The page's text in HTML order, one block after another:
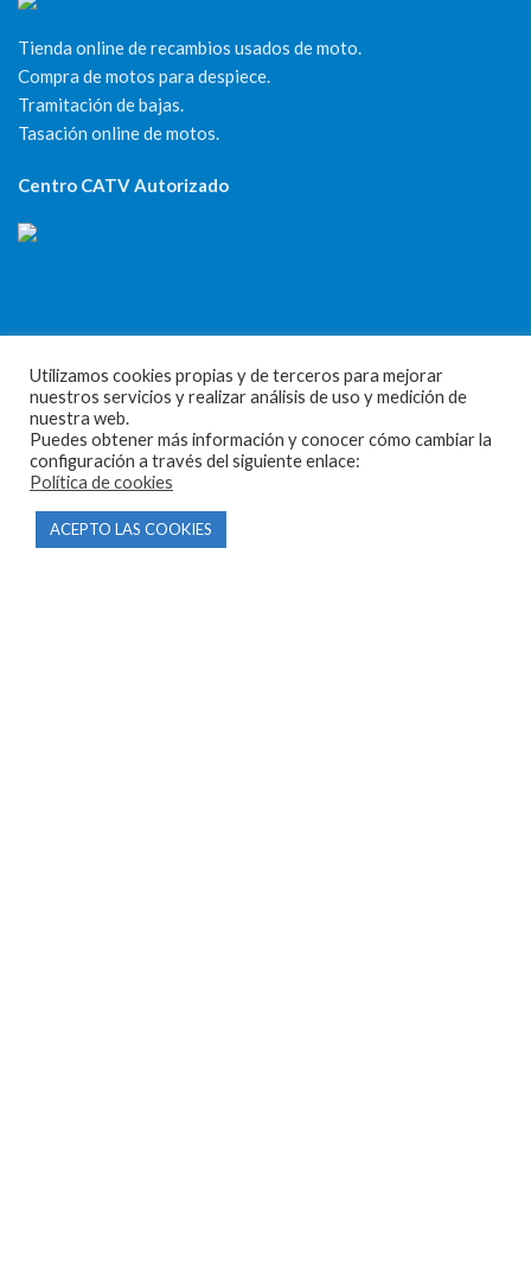
Tienda online de recambios usados de moto.
Compra de motos para despiece.
Tramitación de bajas.
Tasación online de motos.
Centro CATV Autorizado
CONTACTO
Parque Empresarial Las Condas , Nave 1
05440 Piedralaves-Ávila
603 57 44 50
info@motorecambiosfldelhierro.com
Utilizamos cookies propias y de terceros para mejorar
nuestros servicios y realizar análisis de uso y medición de
nuestra web.
Puedes obtener más información y conocer cómo cambiar la
configuración a través del siguiente enlace:
Política de cookies
ACEPTO LAS COOKIES